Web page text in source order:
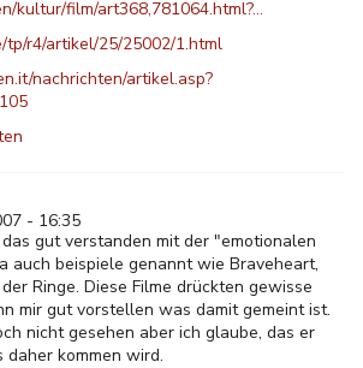
kultur/film/art368,781064.html?…
r4/artikel/25/25002/1.html
nachrichten/artikel.asp?
- 16:35
gut verstanden mit der "emotionalen
auch beispiele genannt wie Braveheart,
Ringe. Diese Filme drückten gewisse
mir gut vorstellen was damit gemeint ist.
nicht gesehen aber ich glaube, das er
kommen wird.